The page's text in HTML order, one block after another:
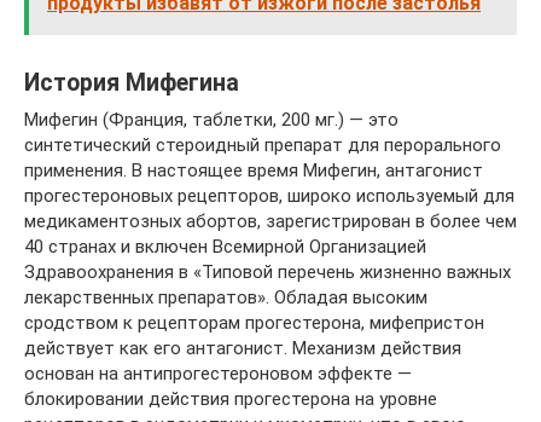
История Мифегина
Мифегин (Франция, таблетки, 200 мг.) — это
синтетический стероидный препарат для перорального
применения. В настоящее время Мифегин, антагонист
прогестероновых рецепторов, широко используемый для
медикаментозных абортов, зарегистрирован в более чем
40 странах и включен Всемирной Организацией
Здравоохранения в «Типовой перечень жизненно важных
лекарственных препаратов». Обладая высоким
сродством к рецепторам прогестерона, мифепристон
действует как его антагонист. Механизм действия
основан на антипрогестероновом эффекте —
блокировании действия прогестерона на уровне